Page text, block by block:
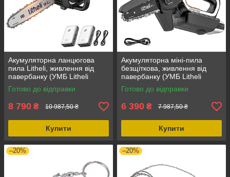
Акумуляторна ланцюгова
пила Litheli, живлення від
павербанку (УМБ Litheli
Power Bank 20000 mAh, 45
W, 2А), безщітковий двигун
Готово до відправки
8 790 ₴ 10 987,50 ₴
Купити
Акумуляторна міні-пила
безщіткова, живлення від
павербанку (УМБ Litheli
Power Bank 20000 mAh, 45
W, 2А, 1.35 кг)
Готово до відправки
6 390 ₴ 7 987,50 ₴
Купити
–20% –20%